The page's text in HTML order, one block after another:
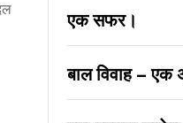
एक सफर।
बाल विवाह – एक